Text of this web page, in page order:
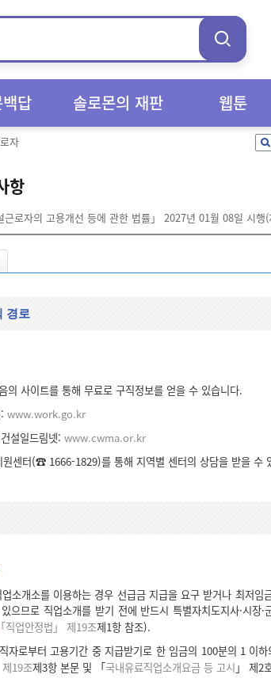
답 솔로몬의 재판 웹툰
자
항
근로자의 고용개선 등에 관한 법률」 2027년 01월 08일 시
경로
의 사이트를 통해 무료로 구직정보를 얻을 수 있습니다.
www.work.go.kr
설일드림넷: www.cwma.or.kr
센터(☎ 1666-1829)를 통해 지역별 센터의 상담을 받을 수
소개소를 이용하는 경우 선급금 지급을 요구 받거나 최저임
으므로 직업소개를 받기 전에 반드시 특별자치도지사·시장
「직업안정법」 제19조제1항 참조).
자로부터 고용기간 중 지급받기로 한 임금의 100분의 1 이
제19조제3항 본문 및 「국내유료직업소개요금 등 고시 」 제2